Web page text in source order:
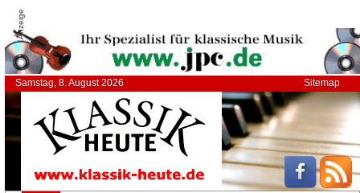
Anzeige
Samstag, 8. August 2026 Sitemap